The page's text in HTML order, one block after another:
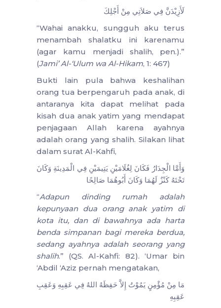
لَأَزِيْدَنَّ فِي صَلاَتِي مِنْ أَجْلِكَ
“Wahai anakku, sungguh aku terus
menambah shalatku ini karenamu
(agar kamu menjadi shalih, pen.).”
(Jami’ Al-‘Ulum wa Al-Hikam, 1: 467)
Bukti lain pula bahwa keshalihan
orang tua berpengaruh pada anak, di
antaranya kita dapat melihat pada
kisah dua anak yatim yang mendapat
penjagaan Allah karena ayahnya
adalah orang yang shalih. Silakan lihat
dalam surat Al-Kahfi,
وَأَمَّا الْجِدَارُ فَكَانَ لِغُلَامَيْنِ يَتِيمَيْنِ فِي الْمَدِينَةِ وَكَانَ
تَحْتَهُ كَنْزٌ لَهُمَا وَكَانَ أَبُوهُمَا صَالِحًا
“Adapun dinding rumah adalah
kepunyaan dua orang anak yatim di
kota itu, dan di bawahnya ada harta
benda simpanan bagi mereka berdua,
sedang ayahnya adalah seorang yang
shalih.” (QS. Al-Kahfi: 82). ‘Umar bin
‘Abdil ‘Aziz pernah mengatakan,
مَا مِنْ مُؤْمِنٍ يَمُوْتُ إِلاَّ حَفِظَهُ اللهُ فِي عَقِبِهِ وَعَقِبِ
عَقِبِهِ